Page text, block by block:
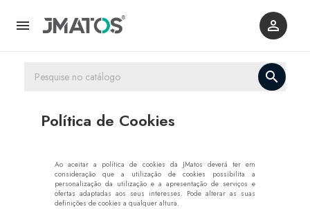
 

Política de Cookies
Ao aceitar a política de cookies da JMatos deverá ter em
consideração que a utilização de cookies possibilita a
personalização da utilização e a apresentação de serviços e
ofertas adaptadas aos seus interesses. Pode alterar as suas
definições de cookies a qualquer altura.